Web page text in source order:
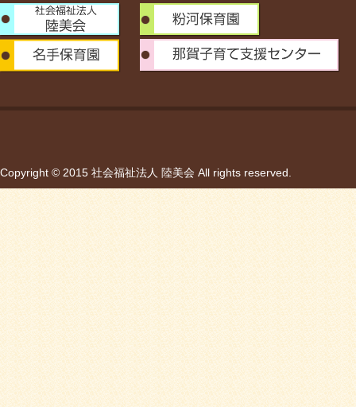
Copyright © 2015 社会福祉法人 陸美会 All rights reserved.